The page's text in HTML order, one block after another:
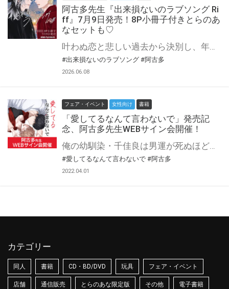
阿古多先生『出来損ないのラブソング Ri
ff』7月9日発売！8P小冊子付きとらのあ
なセットも♡
叶わぬ恋と悲しい過去から決別し、年下の恋人でギタリストの虎太郎と甘くも刺激的な日々を送っていたボーカリストの飾。 新メンバーのベースも加わりバンド活動も拡大する中、虎太郎の元に人気バンドグループ「bloom」のボーカル・遥美が現れ── 遥美にしか見せない表情に複雑な心境の飾だったがある日、虎太郎が遥美からバンド移籍の提案を受ける現場を目撃してしまい…？ 阿古多先生新刊『出来損ないのラブソング Riff』が7月9日発売！ とらのあなでは刊行を記念して描き下ろし8P小冊子付きとらのあなセットを発売致します！ 池袋店・通販にて予約開始！有償特典は数量限定生産となりますので、お早めにご予約下さい！
#出来損ないのラブソング #阿古多
2026.06.08
フェア・イベント 女性向け 書籍
「愛してるなんて言わないで」発売記
念、阿古多先生WEBサイン会開催！
俺の幼馴染・千佳良は男運が死ぬほど悪い。 惚れっぽく、彼氏を作っては最悪な別れ方をして、その度に泣きながら俺の元に来る。 ーー俺の気持ちも知らないで。 それを慰め続けて、10年経った。 そんなに愛されたいなら俺にすればいいのに。 俺以上にこの馬鹿を愛してやれる男なんてこの世のどこにもいないというのに。 ある日、気持ちを抑えきれず、ついに幼馴染の一線を越えてしまった。 更にちょっとした事件から同居まですることに。 想い続けてようやくここまで漕ぎ着けたものの、千佳良は俺を恋人にする気はないようでーーー…！？ とらのあなでは『愛してるなんて言わないで』の発売を記念して、阿古多先生のWEBサイン会の開催が決定致しました！ この貴重な機会、皆様ぜひ奮ってご応募くださいませ☆
#愛してるなんて言わないで #阿古多
2022.04.01
カテゴリー
同人 書籍 CD・BD/DVD 玩具 フェア・イベント
店舗 通信販売 とらのあな限定版 その他 電子書籍